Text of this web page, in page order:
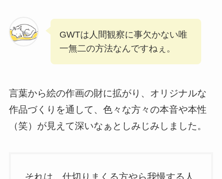
GWTは人間観察に事欠かない唯
一無二の方法なんですねぇ。
言葉から絵の作画の財に拡がり、オリジナルな
作品づくりを通して、色々な方々の本音や本性
（笑）が見えて深いなぁとしみじみしました。
それは、仕切りまくる方やら我慢する人